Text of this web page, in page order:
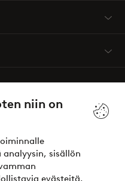
niin on
sisällön
evästeitä.